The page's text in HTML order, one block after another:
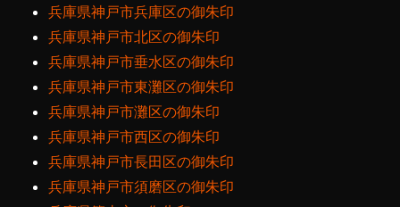
兵庫県神戸市兵庫区の御朱印
兵庫県神戸市北区の御朱印
兵庫県神戸市垂水区の御朱印
兵庫県神戸市東灘区の御朱印
兵庫県神戸市灘区の御朱印
兵庫県神戸市西区の御朱印
兵庫県神戸市長田区の御朱印
兵庫県神戸市須磨区の御朱印